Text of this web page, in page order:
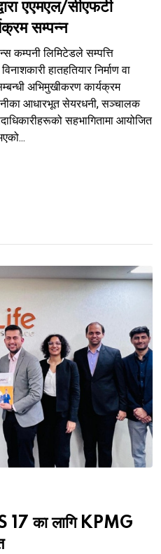
एएमएल/सीएफटी
सम्पन्न
कम्पनी लिमिटेडले सम्पत्ति
हातहतियार निर्माण वा
अभिमुखीकरण कार्यक्रम
आधारभूत सेयरधनी, सञ्चालक
सहभागितामा आयोजित
17 का लागि KPMG